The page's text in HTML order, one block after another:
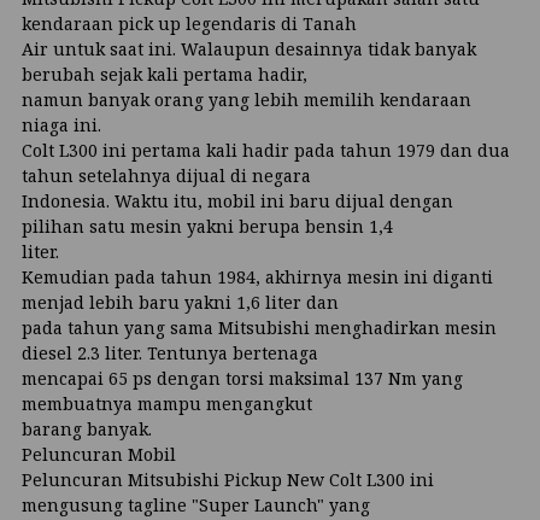
kendaraan pick up legendaris di Tanah
Air untuk saat ini. Walaupun desainnya tidak banyak
berubah sejak kali pertama hadir,
namun banyak orang yang lebih memilih kendaraan
niaga ini.
Colt L300 ini pertama kali hadir pada tahun 1979 dan dua
tahun setelahnya dijual di negara
Indonesia. Waktu itu, mobil ini baru dijual dengan
pilihan satu mesin yakni berupa bensin 1,4
liter.
Kemudian pada tahun 1984, akhirnya mesin ini diganti
menjad lebih baru yakni 1,6 liter dan
pada tahun yang sama Mitsubishi menghadirkan mesin
diesel 2.3 liter. Tentunya bertenaga
mencapai 65 ps dengan torsi maksimal 137 Nm yang
membuatnya mampu mengangkut
barang banyak.
Peluncuran Mobil
Peluncuran Mitsubishi Pickup New Colt L300 ini
mengusung tagline "Super Launch" yang